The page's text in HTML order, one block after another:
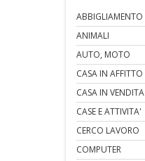
ABBIGLIAMENTO
ANIMALI
AUTO, MOTO
CASA IN AFFITTO
CASA IN VENDITA
CASE E ATTIVITA'
CERCO LAVORO
COMPUTER